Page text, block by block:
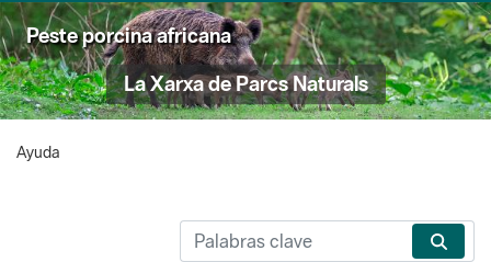
Peste porcina africana
La Xarxa de Parcs Naturals
Ayuda